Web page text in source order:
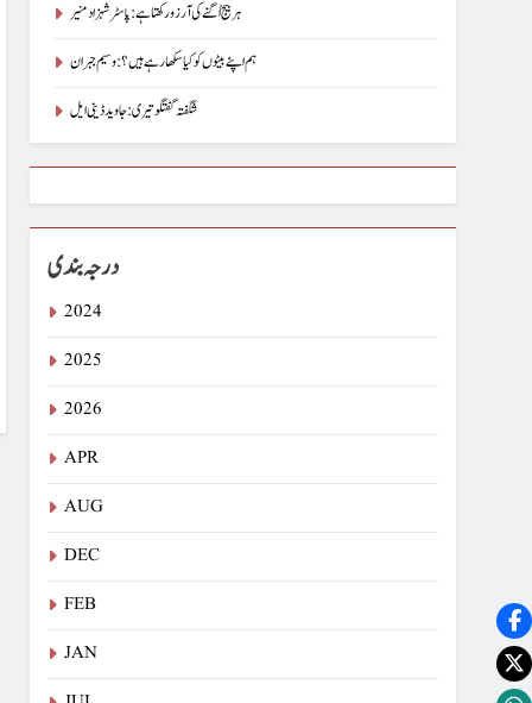
ہر بیج اُگنے کی آرزو رکھتا ہے : پاسٹر شہزاد منیر
ہم اپنے بیٹوں کو کیا سکھا رہے ہیں؟ : وسیم جبران
شگفتہ گفتگو تیری : جاوید ڈینی ایل
درجہ بندی
2024
2025
2026
APR
AUG
DEC
FEB
JAN